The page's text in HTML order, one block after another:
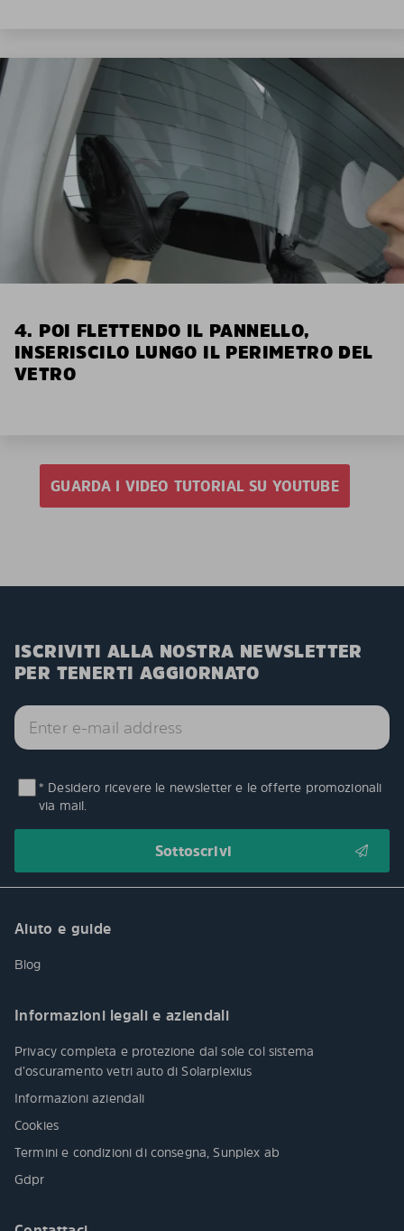
4. POI FLETTENDO IL PANNELLO,
INSERISCILO LUNGO IL PERIMETRO DEL
VETRO
GUARDA I VIDEO TUTORIAL SU YOUTUBE
ISCRIVITI ALLA NOSTRA NEWSLETTER
PER TENERTI AGGIORNATO
* Desidero ricevere le newsletter e le offerte promozionali
via mail.
Aiuto e guide
Blog
Informazioni legali e aziendali
Privacy completa e protezione dal sole col sistema
d’oscuramento vetri auto di Solarplexius
Informazioni aziendali
Cookies
Termini e condizioni di consegna, Sunplex ab
Gdpr